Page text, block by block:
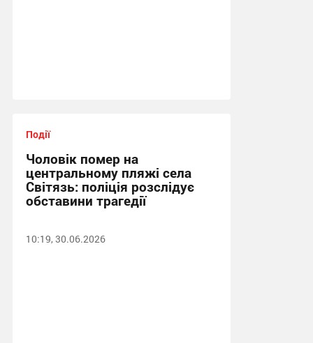
Події
Чоловік помер на
центральному пляжі села
Світязь: поліція розслідує
обставини трагедії
10:19, 30.06.2026